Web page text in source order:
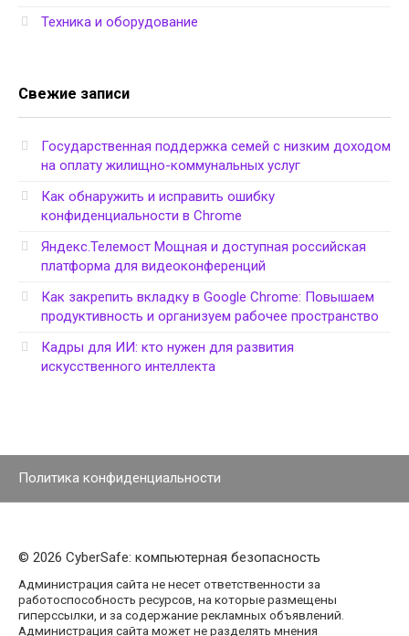
Техника и оборудование
Свежие записи
Государственная поддержка семей с низким доходом
на оплату жилищно-коммунальных услуг
Как обнаружить и исправить ошибку
конфиденциальности в Chrome
Яндекс.Телемост Мощная и доступная российская
платформа для видеоконференций
Как закрепить вкладку в Google Chrome: Повышаем
продуктивность и организуем рабочее пространство
Кадры для ИИ: кто нужен для развития
искусственного интеллекта
Политика конфиденциальности
© 2026 CyberSafe: компьютерная безопасность
Администрация сайта не несет ответственности за
работоспособность ресурсов, на которые размещены
гиперссылки, и за содержание рекламных объявлений.
Администрация сайта может не разделять мнения